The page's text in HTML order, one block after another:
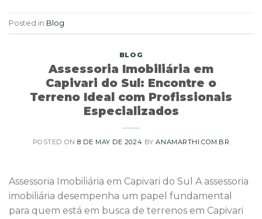
Posted in Blog
BLOG
Assessoria Imobiliária em
Capivari do Sul: Encontre o
Terreno Ideal com Profissionais
Especializados
POSTED ON8 DE MAY DE 2024 BYANAMARTHI.COM.BR
Assessoria Imobiliária em Capivari do Sul A assessoria
imobiliária desempenha um papel fundamental
para quem está em busca de terrenos em Capivari